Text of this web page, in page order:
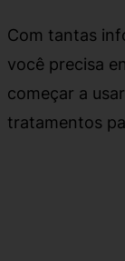
Com tantas
você precisa
começar a
tratamentos